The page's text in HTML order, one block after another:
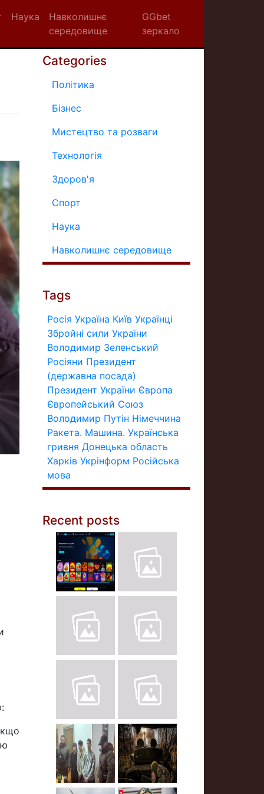
Наука
Навколишнє
середовище
GGbet
зеркало
Categories
Політика
Бізнес
Мистецтво та розваги
Технологія
Здоров'я
Спорт
Наука
Навколишнє середовище
Tags
Росія Україна Київ Українці
Збройні сили України
Володимир Зеленський
Росіяни Президент
(державна посада)
Президент України Європа
Європейський Союз
Володимир Путін Німеччина
Ракета. Машина. Українська
гривня Донецька область
Харків Укрінформ Російська
мова
Recent posts